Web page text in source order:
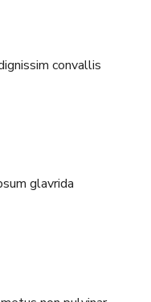
convallis
glavrida